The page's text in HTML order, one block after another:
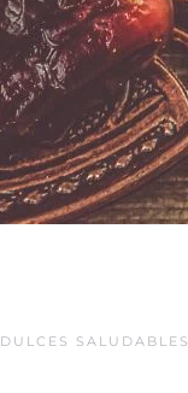
DULCES SALUDABLES